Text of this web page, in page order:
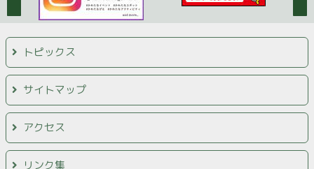
トピックス
サイトマップ
アクセス
リンク集